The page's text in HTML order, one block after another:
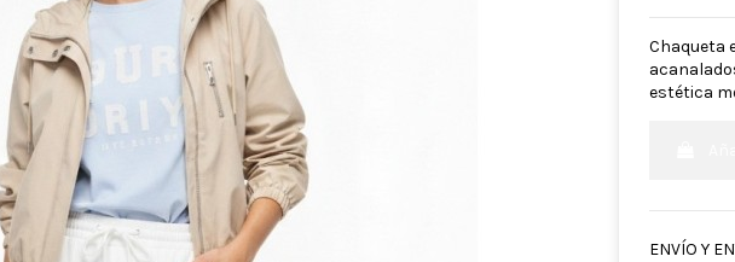
Chaqueta
estética
ENVÍO Y